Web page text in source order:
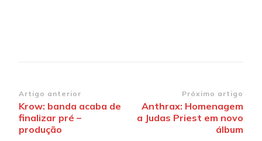
Navegação
de
post
Artigo anterior
Krow: banda acaba de
finalizar pré –
produção
Próximo artigo
Anthrax: Homenagem
a Judas Priest em novo
álbum